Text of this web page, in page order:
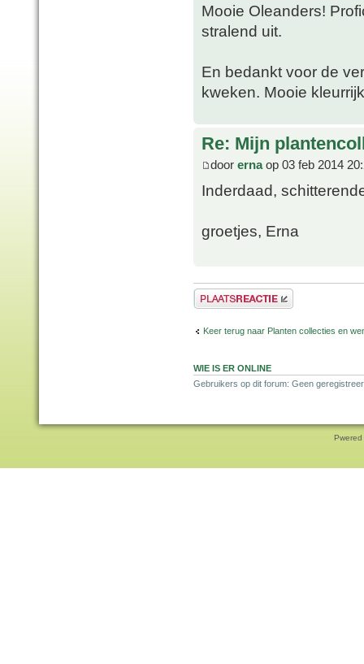
Mooie Oleanders!
stralend uit.
En bedankt voor de
kweken. Mooie
Re: Mijn
door ernaop 03 feb 2014
Inderdaad,
groetjes, Erna
Plaats een reactie
Keer terug naar Planten collecties en
WIE IS ER ONLINE
Gebruikers op dit forum: Geen